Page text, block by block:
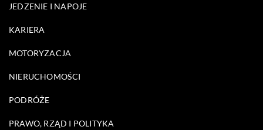
JEDZENIE I NAPOJE
KARIERA
MOTORYZACJA
NIERUCHOMOŚCI
PODRÓŻE
PRAWO, RZĄD I POLITYKA